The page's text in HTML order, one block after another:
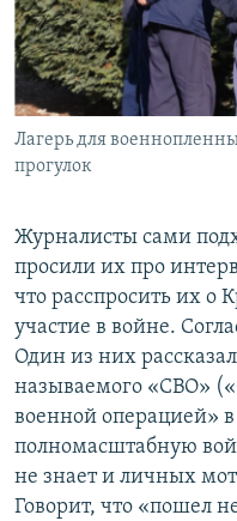
Лагерь для
прогулок
Журналисты сами
просили их про
что расспросить их
участие в войне.
Один из них
называемого «СВО»
военной операцией»
полномасштабную
не знает и личных
Говорит, что «пошел